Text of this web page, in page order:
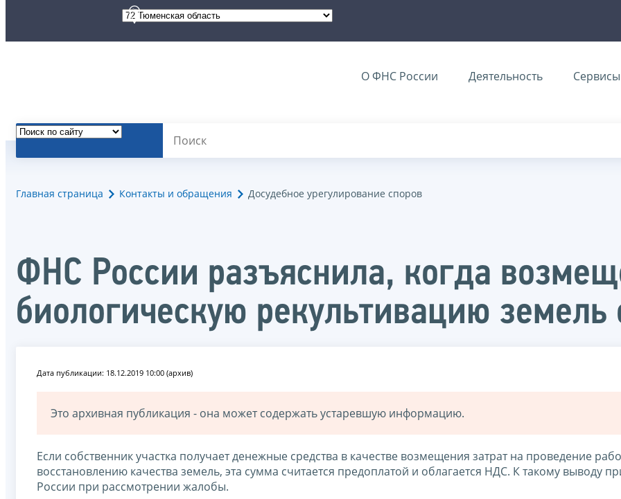
О ФНС России Деятельность Сервисы
Главная страница Контакты и обращения Досудебное урегулирование споров
ФНС России разъяснила, когда
биологическую рекультивацию земель
Дата публикации: 18.12.2019 10:00 (архив)
Это архивная публикация - она может содержать устаревшую информацию.
Если собственник участка получает денежные средства в качестве возмещения затрат на проведение
восстановлению качества земель, эта сумма считается предоплатой и облагается НДС. К такому выводу
России при рассмотрении жалобы.